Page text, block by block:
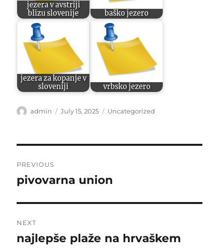
jezera v avstriji
blizu slovenije
baško jezero
jezera za kopanje v
sloveniji
vrbsko jezero
Author
admin
Posted
July 15, 2025 Categories
Uncategorized
navigation
PREVIOUS
Previous
pivovarna union
NEXT
Next
najlepše plaže na hrvaškem